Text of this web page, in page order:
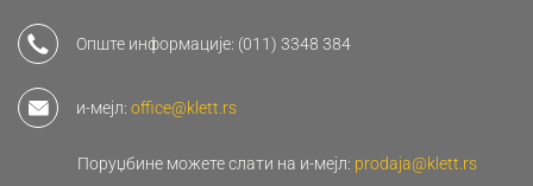
Опште информације: (011) 3348 384
и-мејл: office@klett.rs
Поруџбине можете слати на и-мејл: prodaja@klett.rs